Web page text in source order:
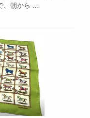
、朝から …